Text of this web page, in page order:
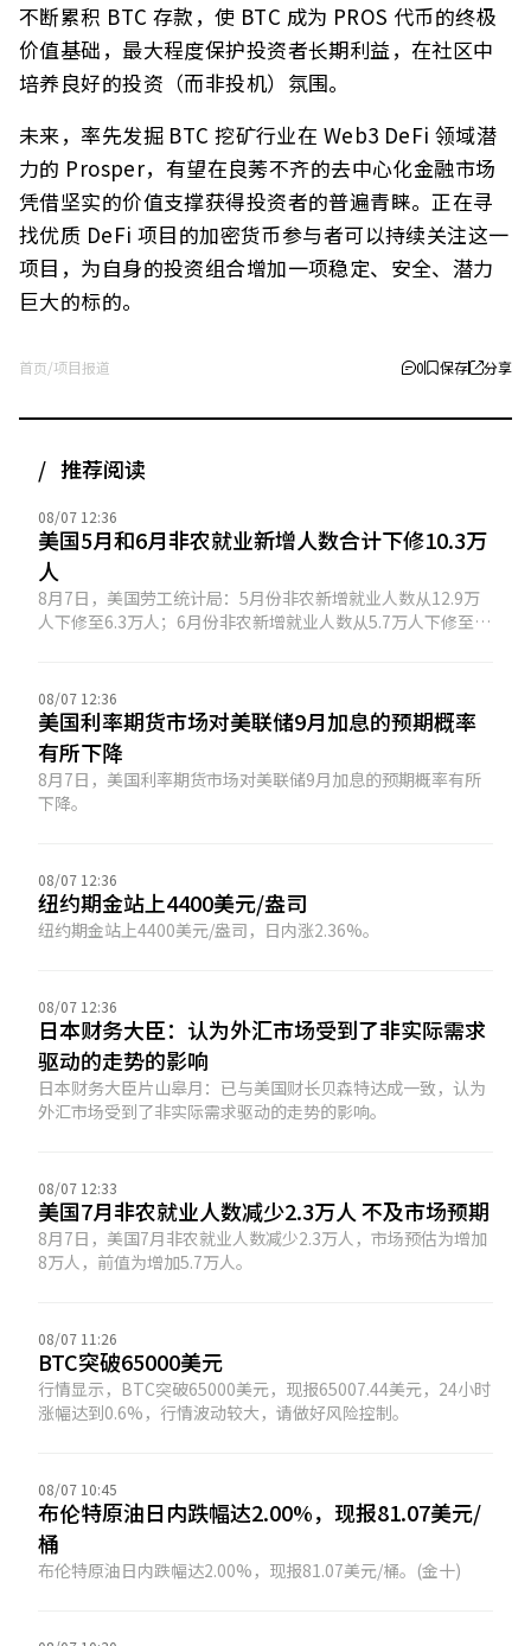
不断累积 BTC 存款，使 BTC 成为 PROS 代币的终极
价值基础，最大程度保护投资者长期利益，在社区中
培养良好的投资（而非投机）氛围。
未来，率先发掘 BTC 挖矿行业在 Web3 DeFi 领域潜
力的 Prosper，有望在良莠不齐的去中心化金融市场
凭借坚实的价值支撑获得投资者的普遍青睐。正在寻
找优质 DeFi 项目的加密货币参与者可以持续关注这一
项目，为自身的投资组合增加一项稳定、安全、潜力
巨大的标的。
首页/项目报道 0 保存 分享
推荐阅读
08/07 12:36
美国5月和6月非农就业新增人数合计下修10.3万
人
8月7日，美国劳工统计局：5月份非农新增就业人数从12.9万
人下修至6.3万人；6月份非农新增就业人数从5.7万人下修至2
08/07 12:36
美国利率期货市场对美联储9月加息的预期概率
有所下降
8月7日，美国利率期货市场对美联储9月加息的预期概率有所
下降。
08/07 12:36
纽约期金站上4400美元/盎司
纽约期金站上4400美元/盎司，日内涨2.36%。
08/07 12:36
日本财务大臣：认为外汇市场受到了非实际需求
驱动的走势的影响
日本财务大臣片山皋月：已与美国财长贝森特达成一致，认为
外汇市场受到了非实际需求驱动的走势的影响。
08/07 12:33
美国7月非农就业人数减少2.3万人 不及市场预期
8月7日，美国7月非农就业人数减少2.3万人，市场预估为增加
8万人，前值为增加5.7万人。
08/07 11:26
BTC突破65000美元
行情显示，BTC突破65000美元，现报65007.44美元，24小时
涨幅达到0.6%，行情波动较大，请做好风险控制。
08/07 10:45
布伦特原油日内跌幅达2.00%，现报81.07美元/
桶
布伦特原油日内跌幅达2.00%，现报81.07美元/桶。(金十)